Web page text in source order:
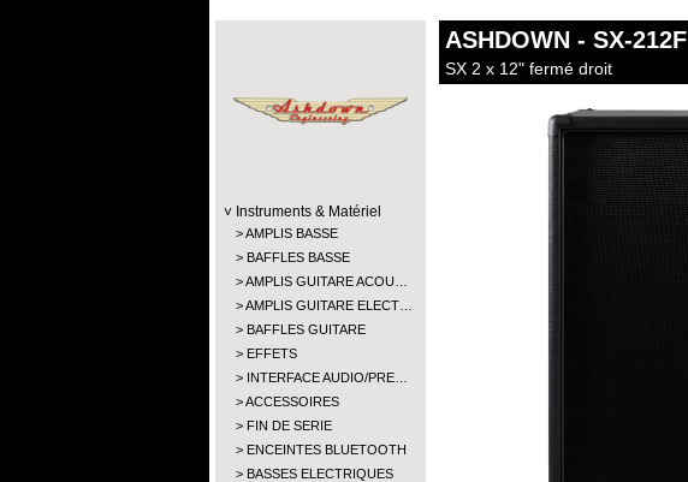
Instruments & Matériel
AMPLIS BASSE
BAFFLES BASSE
AMPLIS GUITARE ACOU…
AMPLIS GUITARE ELECT…
BAFFLES GUITARE
EFFETS
INTERFACE AUDIO/PRE…
ACCESSOIRES
FIN DE SERIE
ENCEINTES BLUETOOTH
BASSES ELECTRIQUES
ASHDOWN - SX-212F
SX 2 x 12" fermé droit